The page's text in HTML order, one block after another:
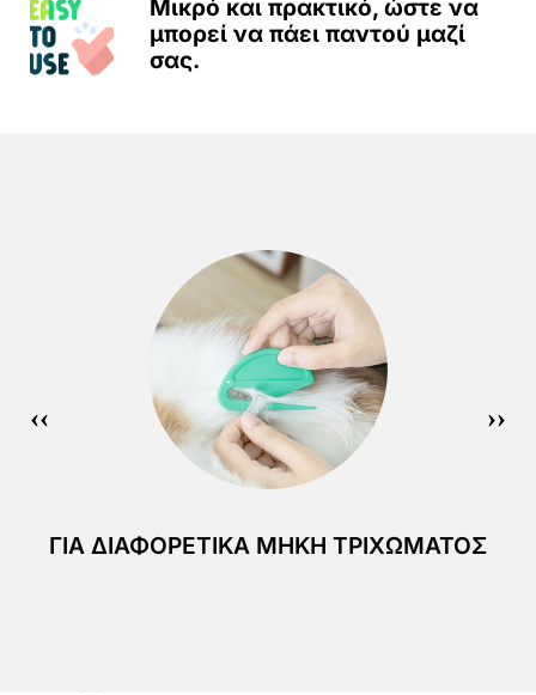
Μικρό και πρακτικό, ώστε να
μπορεί να πάει παντού μαζί
σας.
ΓΙΑ ΔΙΑΦΟΡΕΤΙΚΆ ΜΉΚΗ ΤΡΙΧΏΜΑΤΟΣ